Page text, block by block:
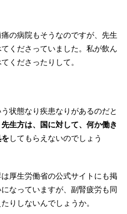
の病院もそうなのですが、先生
くださっていました。私が飲ん
くださったりして。
状態なり疾患なりがあるのだと
生方は、国に対して、何か働き
をしてもらえないのでしょう
厚生労働省の公式サイトにも掲
なっていますが、副腎疲労も同
りしないんでしょうか。